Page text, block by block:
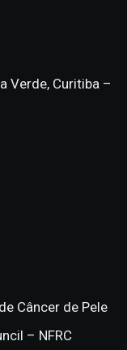
Verde, Curitiba –
Câncer de Pele
– NFRC